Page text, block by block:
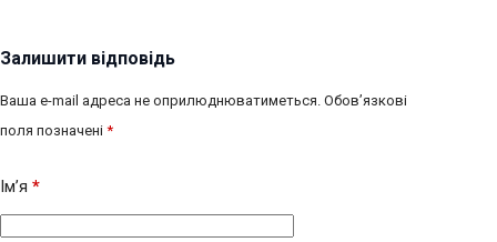
Залишити відповідь
Ваша e-mail адреса не оприлюднюватиметься. Обов’язкові
поля позначені *
Ім’я *